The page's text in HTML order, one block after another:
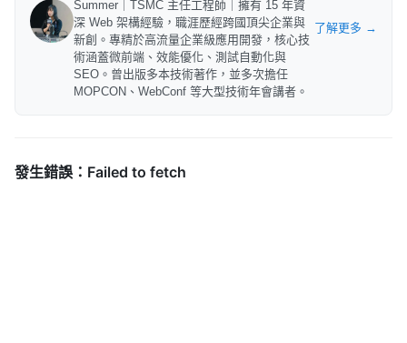
Summer｜TSMC 主任工程師｜擁有 15 年資
深 Web 架構經驗，職涯歷經跨國頂尖企業與
新創。專精於高流量企業級應用開發，核心技
術涵蓋微前端、效能優化、測試自動化與
SEO。曾出版多本技術著作，並多次擔任
MOPCON、WebConf 等大型技術年會講者。
了解更多 →